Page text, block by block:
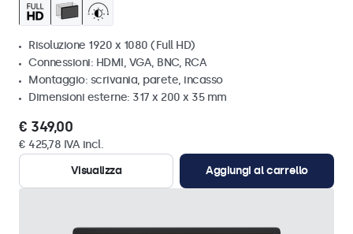
Risoluzione 1920 x 1080 (Full HD)
Connessioni: HDMI, VGA, BNC, RCA
Montaggio: scrivania, parete, incasso
Dimensioni esterne: 317 x 200 x 35 mm
€ 349,00
€ 425,78 IVA incl.
Visualizza
Aggiungi al carrello